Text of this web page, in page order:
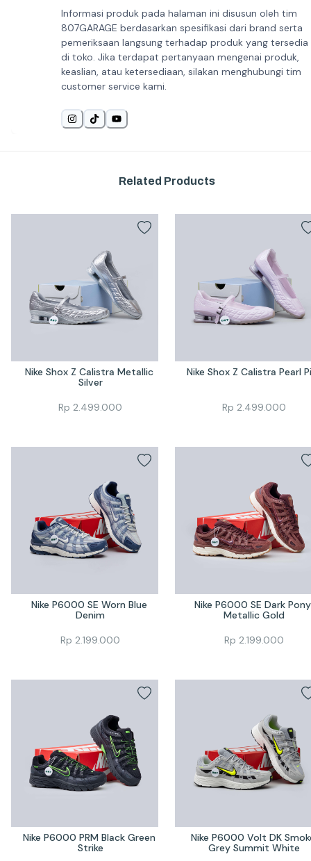
Informasi produk pada halaman ini disusun oleh tim
807GARAGE berdasarkan spesifikasi dari brand serta
pemeriksaan langsung terhadap produk yang tersedia
di toko. Jika terdapat pertanyaan mengenai produk,
keaslian, atau ketersediaan, silakan menghubungi tim
customer service kami.
Related Products
Nike Shox Z Calistra Metallic
Silver
Rp 2.499.000
Nike Shox Z Calistra Pearl
Rp 2.499.000
Nike P6000 SE Worn Blue
Denim
Rp 2.199.000
Nike P6000 SE Dark Pony
Metallic Gold
Rp 2.199.000
Nike P6000 PRM Black Green
Strike
Nike P6000 Volt DK
Grey Summit White